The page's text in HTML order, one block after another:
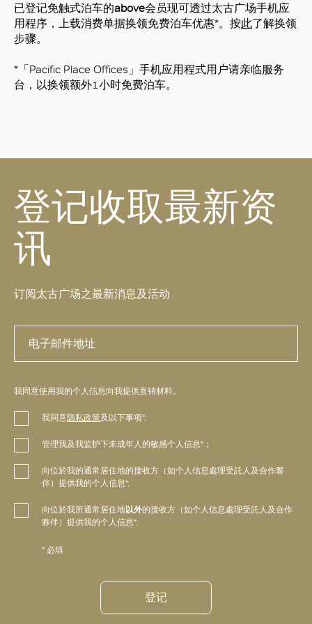
已登记免触式泊车的above会员现可透过太古广场手机应
用程序，上载消费单据换领免费泊车优惠*。按此了解换领
步骤。
*「Pacific Place Offices」手机应用程式用户请亲临服务
台，以换领额外1小时免费泊车。
登记收取最新资
讯
订阅太古广场之最新消息及活动
我同意使用我的个人信息向我提供直销材料。
我同意隐私政策及以下事项*;
管理我及我监护下未成年人的敏感个人信息*；
向位於我的通常居住地的接收方（如个人信息處理受託人及合作夥
伴）提供我的个人信息*;
向位於我所通常居住地以外的接收方（如个人信息處理受託人及合作
夥伴）提供我的个人信息*;
* 必填
登记